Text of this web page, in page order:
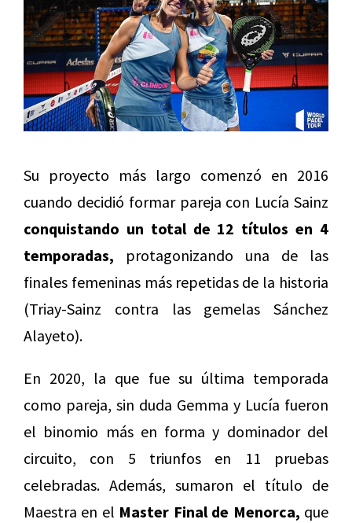
Su proyecto más largo comenzó en 2016
cuando decidió formar pareja con Lucía Sainz
conquistando un total de 12 títulos en 4
temporadas, protagonizando una de las
finales femeninas más repetidas de la historia
(Triay-Sainz contra las gemelas Sánchez
Alayeto).
En 2020, la que fue su última temporada
como pareja, sin duda Gemma y Lucía fueron
el binomio más en forma y dominador del
circuito, con 5 triunfos en 11 pruebas
celebradas. Además, sumaron el título de
Maestra en el Master Final de Menorca, que